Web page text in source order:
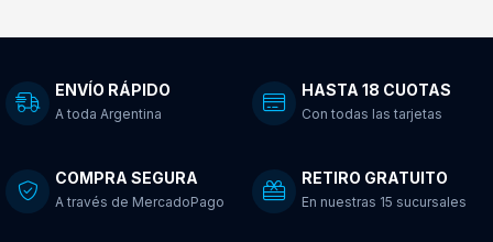
ENVÍO RÁPIDO
A toda Argentina
HASTA 18 CUOTAS
Con todas las tarjetas
COMPRA SEGURA
A través de MercadoPago
RETIRO GRATUITO
En nuestras 15 sucursales